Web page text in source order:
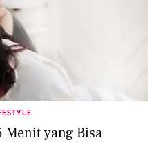
Menit yang Bisa